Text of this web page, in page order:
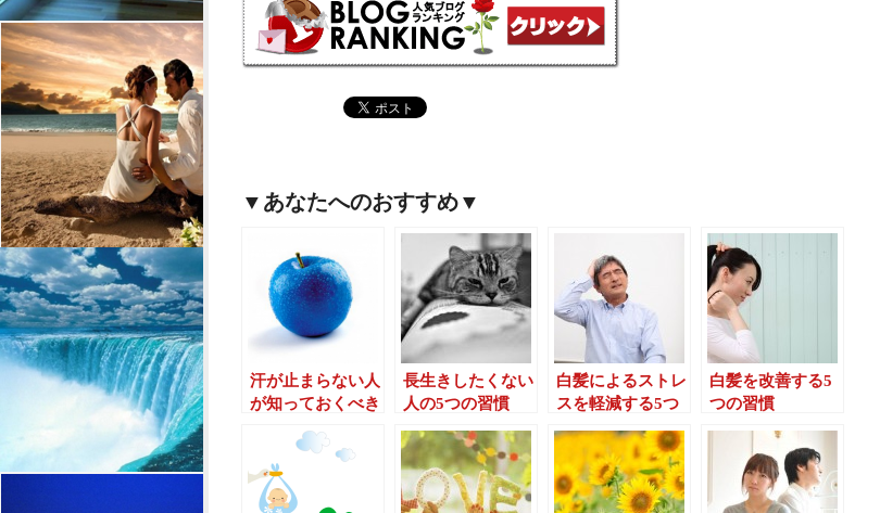
▼あなたへのおすすめ▼
汗が止まらない人
が知っておくべき
長生きしたくない
人の5つの習慣
白髪によるストレ
スを軽減する5つ
白髪を改善する5
つの習慣